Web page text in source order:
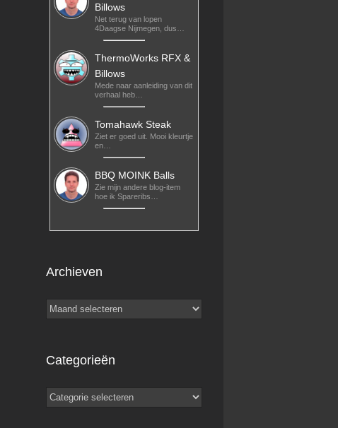
Billows
Net terug van lopen
4Daagse Nijmegen, dus…
ThermoWorks RFX &
Billows
Mede naar aanleiding van dit
verhaal heb…
Tomahawk Steak
Ziet er goed uit. Mooi kleurtje
en…
BBQ MOINK Balls
Zie mijn andere blog-item
hoe ik Spareribs…
Archieven
Archieven
Categorieën
Categorieën